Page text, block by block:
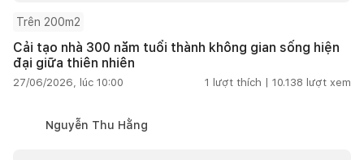
Trên 200m2
Cải tạo nhà 300 năm tuổi thành không gian sống hiện
đại giữa thiên nhiên
27/06/2026, lúc 10:00 1 lượt thích | 10.138 lượt xem
Nguyễn Thu Hằng